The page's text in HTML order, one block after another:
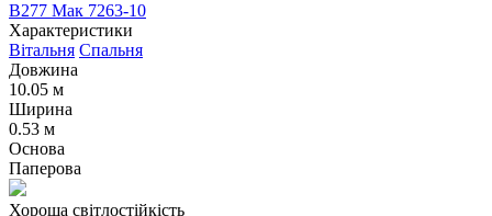
В277 Мак 7263-10
Характеристики
Вітальня Спальня
Довжина
10.05 м
Ширина
0.53 м
Основа
Паперова
Хороша світлостійкість